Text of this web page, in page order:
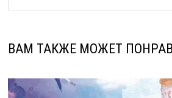
ВАМ ТАКЖЕ МОЖЕТ